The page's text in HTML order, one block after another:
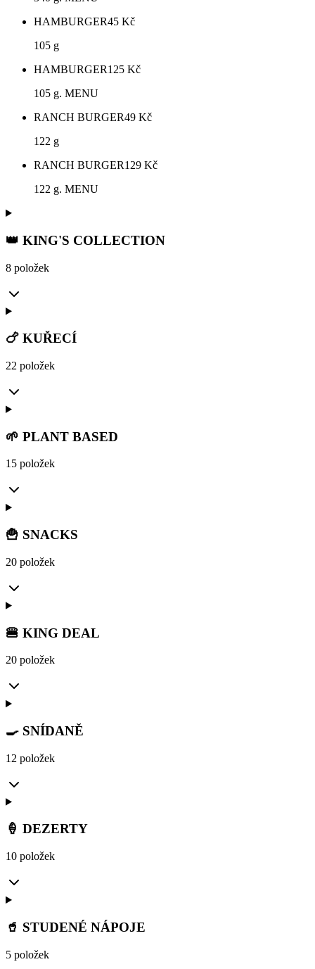
HAMBURGER45 Kč
105 g
HAMBURGER125 Kč
105 g. MENU
RANCH BURGER49 Kč
122 g
RANCH BURGER129 Kč
122 g. MENU
👑 KING'S COLLECTION
8 položek
🍗 KUŘECÍ
22 položek
🌱 PLANT BASED
15 položek
🍟 SNACKS
20 položek
🍔 KING DEAL
20 položek
🍳 SNÍDANĚ
12 položek
🍦 DEZERTY
10 položek
🥤 STUDENÉ NÁPOJE
5 položek